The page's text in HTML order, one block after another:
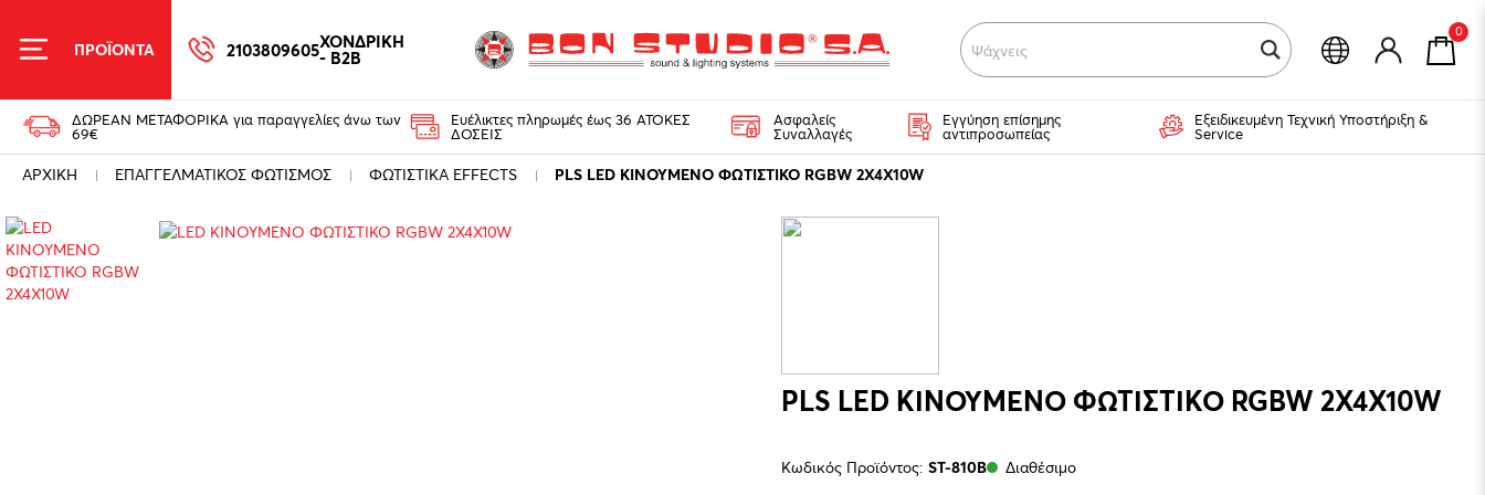
ΠΡΟΪΟΝΤΑ 2103809605ΧΟΝΔΡΙΚΗ
- B2B Ψάχνεις για
0
ΔΩΡΕΑΝ ΜΕΤΑΦΟΡΙΚΑ για παραγγελίες άνω των
69€
Ευέλικτες πληρωμές έως 36 ΑΤΟΚΕΣ
ΔΟΣΕΙΣ
Ασφαλείς
Συναλλαγές
Εγγύηση επίσημης
αντιπροσωπείας
Εξειδικευμένη Τεχνική Υποστήριξη &
Service
ΑΡΧΙΚΗ ΕΠΑΓΓΕΛΜΑΤΙΚΟΣ ΦΩΤΙΣΜΟΣ ΦΩΤΙΣΤΙΚΑ EFFECTS PLS LED ΚΙΝΟΥΜΕΝΟ ΦΩΤΙΣΤΙΚΟ RGBW 2X4X10W
PLS LED ΚΙΝΟΥΜΕΝΟ ΦΩΤΙΣΤΙΚΟ RGBW 2X4X10W
Κωδικός Προϊόντος: ST-810B Διαθέσιμο